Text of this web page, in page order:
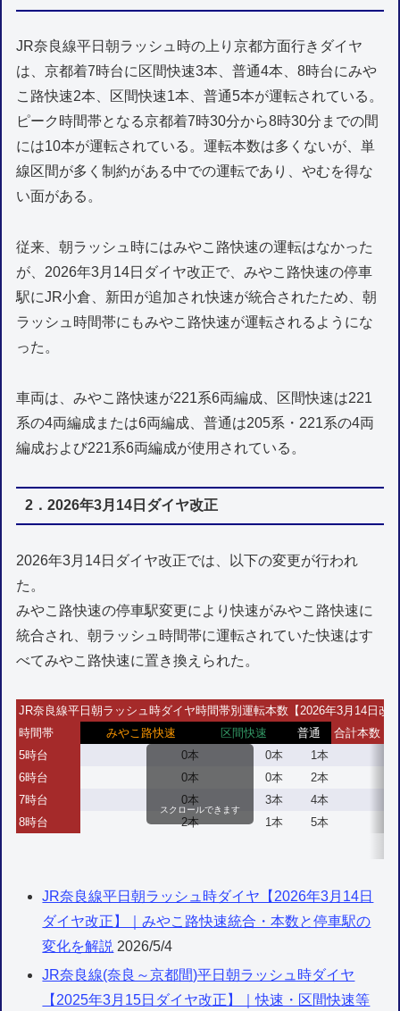
JR奈良線平日朝ラッシュ時の上り京都方面行きダイヤ
は、京都着7時台に区間快速3本、普通4本、8時台にみや
こ路快速2本、区間快速1本、普通5本が運転されている。
ピーク時間帯となる京都着7時30分から8時30分までの間
には10本が運転されている。運転本数は多くないが、単
線区間が多く制約がある中での運転であり、やむを得な
い面がある。
従来、朝ラッシュ時にはみやこ路快速の運転はなかった
が、2026年3月14日ダイヤ改正で、みやこ路快速の停車
駅にJR小倉、新田が追加され快速が統合されたため、朝
ラッシュ時間帯にもみやこ路快速が運転されるようにな
った。
車両は、みやこ路快速が221系6両編成、区間快速は221
系の4両編成または6両編成、普通は205系・221系の4両
編成および221系6両編成が使用されている。
2．2026年3月14日ダイヤ改正
2026年3月14日ダイヤ改正では、以下の変更が行われ
た。
みやこ路快速の停車駅変更により快速がみやこ路快速に
統合され、朝ラッシュ時間帯に運転されていた快速はす
べてみやこ路快速に置き換えられた。
JR奈良線平日朝ラッシュ時ダイヤ時間帯別運転本数【2026年3月14日改
時間帯
みやこ路快速 区間快速 普通
合計本数
5時台
0本 0本 1本
6時台
0本 0本 2本
7時台
0本 3本 4本
8時台
2本 1本 5本
スクロールできます
JR奈良線平日朝ラッシュ時ダイヤ【2026年3月14日
ダイヤ改正】｜みやこ路快速統合・本数と停車駅の
変化を解説 2026/5/4
JR奈良線(奈良～京都間)平日朝ラッシュ時ダイヤ
【2025年3月15日ダイヤ改正】｜快速・区間快速等